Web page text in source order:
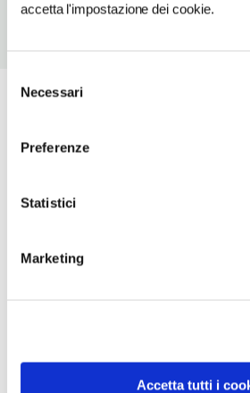
accetta l'impostazione dei cookie.
delNecessari
Preferenze
Statistici
Marketing
Accetta tutti i